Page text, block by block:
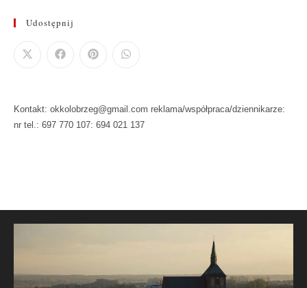
Udostępnij
Kontakt: okkolobrzeg@gmail.com reklama/współpraca/dziennikarze:
nr tel.: 697 770 107: 694 021 137